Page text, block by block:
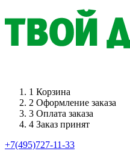
1 Корзина
2 Оформление заказа
3 Оплата заказа
4 Заказ принят
+7(495)727-11-33